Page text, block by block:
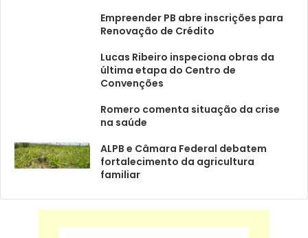
Empreender PB abre inscrições para
Renovação de Crédito
Lucas Ribeiro inspeciona obras da
última etapa do Centro de
Convenções
Romero comenta situação da crise
na saúde
ALPB e Câmara Federal debatem
fortalecimento da agricultura
familiar